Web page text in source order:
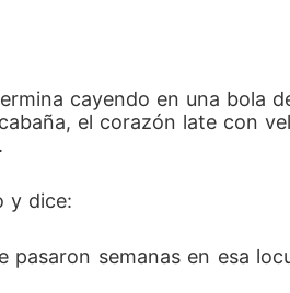
cayendo en una bola
el corazón late con
y dice:
pasaron semanas en esa